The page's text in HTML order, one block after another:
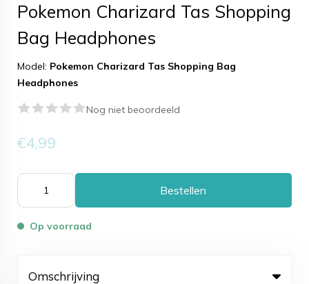
Pokemon Charizard Tas Shopping
Bag Headphones
Model: Pokemon Charizard Tas Shopping Bag
Headphones
Nog niet beoordeeld
€4,99
Bestellen
Op voorraad
Omschrijving